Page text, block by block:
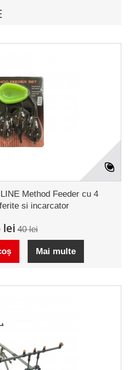
Method Feeder cu 4
si incarcator
lei 40 lei
Mai multe